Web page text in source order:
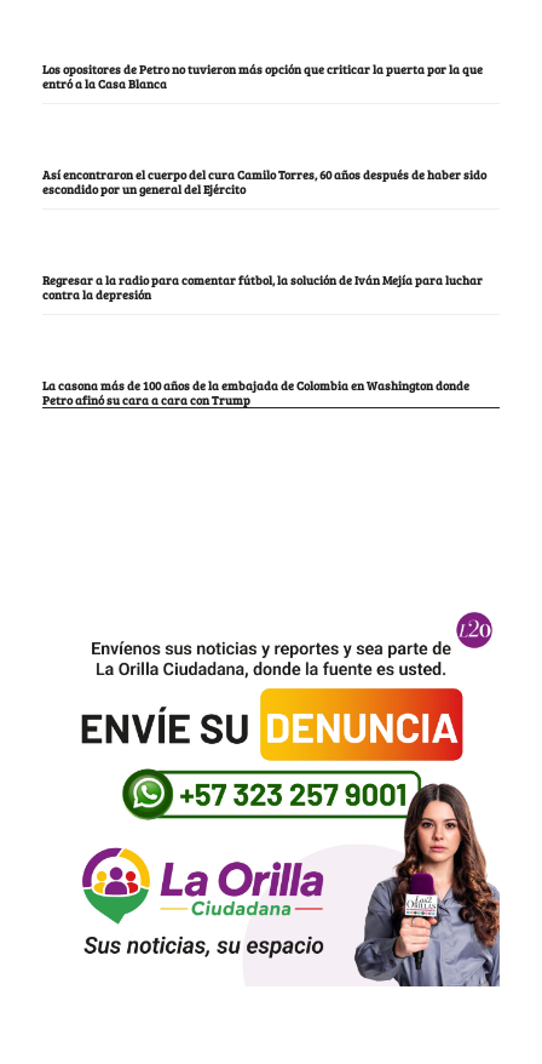
Los opositores de Petro no tuvieron más opción que criticar la puerta por la que
entró a la Casa Blanca
Así encontraron el cuerpo del cura Camilo Torres, 60 años después de haber sido
escondido por un general del Ejército
Regresar a la radio para comentar fútbol, la solución de Iván Mejía para luchar
contra la depresión
La casona más de 100 años de la embajada de Colombia en Washington donde
Petro afinó su cara a cara con Trump